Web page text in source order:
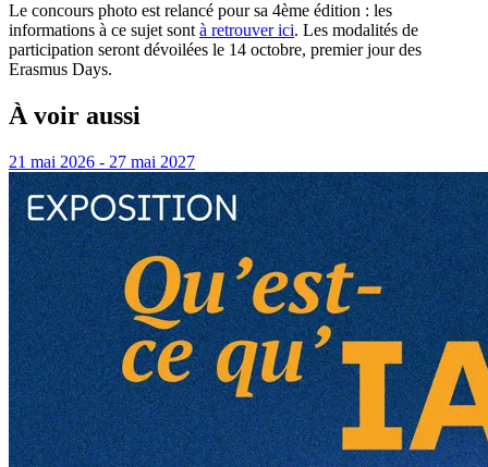
Le concours photo est relancé pour sa 4ème édition : les
informations à ce sujet sont à retrouver ici. Les modalités de
participation seront dévoilées le 14 octobre, premier jour des
Erasmus Days.
À voir aussi
21 mai 2026 - 27 mai 2027